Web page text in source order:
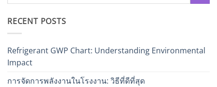
RECENT POSTS
Refrigerant GWP Chart: Understanding Environmental
Impact
การจัดการพลังงานในโรงงาน: วิธีที่ดีที่สุด